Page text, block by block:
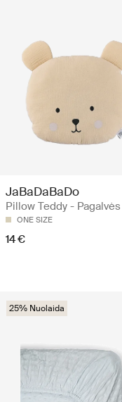
JaBaDaBaDo
Pillow Teddy - Pagalvės
ONE SIZE
14 €
25% Nuolaida